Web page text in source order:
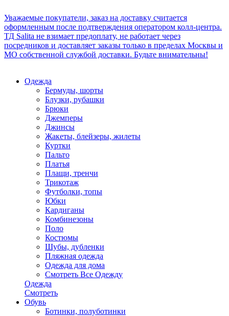
Уважаемые покупатели, заказ на доставку считается
оформленным после подтверждения оператором колл-центра.
ТД Salita не взимает предоплату, не работает через
посредников и доставляет заказы только в пределах Москвы и
МО собственной службой доставки. Будьте внимательны!
Одежда
Бермуды, шорты
Блузки, рубашки
Брюки
Джемперы
Джинсы
Жакеты, блейзеры, жилеты
Куртки
Пальто
Платья
Плащи, тренчи
Трикотаж
Футболки, топы
Юбки
Кардиганы
Комбинезоны
Поло
Костюмы
Шубы, дубленки
Пляжная одежда
Одежда для дома
Смотреть Все Одежду
Одежда
Смотреть
Обувь
Ботинки, полуботинки